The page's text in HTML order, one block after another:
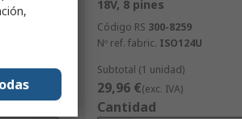
€/unidad
18V, 8 pines
Código RS 300-8259
Nº ref. fabric. ISO124U
Subtotal (1 unidad)
29,96 €(exc. IVA)
Cantidad